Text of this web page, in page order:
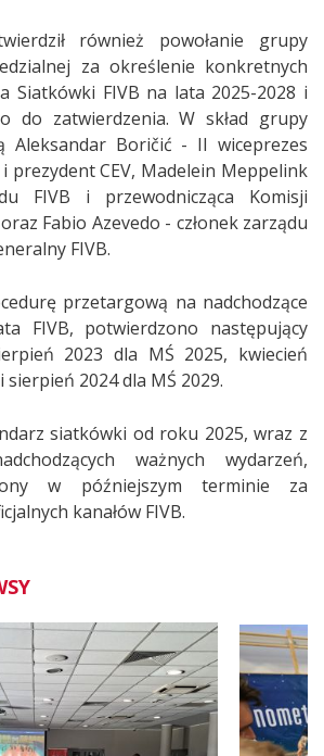
również powołanie grupy
za określenie konkretnych
Siatkówki FIVB na lata 2025-2028 i
do zatwierdzenia. W skład grupy
Aleksandar Boričić - II wiceprezes
prezydent CEV, Madelein Meppelink
FIVB i przewodnicząca Komisji
Fabio Azevedo - członek zarządu
FIVB.
przetargową na nadchodzące
FIVB, potwierdzono następujący
2023 dla MŚ 2025, kwiecień
sierpień 2024 dla MŚ 2029.
siatkówki od roku 2025, wraz z
ważnych wydarzeń,
w późniejszym terminie za
kanałów FIVB.